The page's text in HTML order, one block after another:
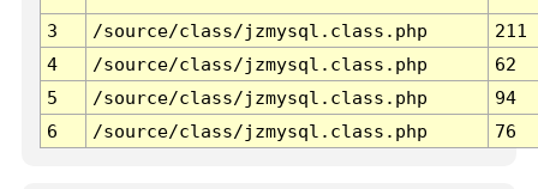
3 /source/class/jzmysql.class.php
211
4
/source/class/jzmysql.class.php
62
5
/source/class/jzmysql.class.php
94
6
/source/class/jzmysql.class.php 76